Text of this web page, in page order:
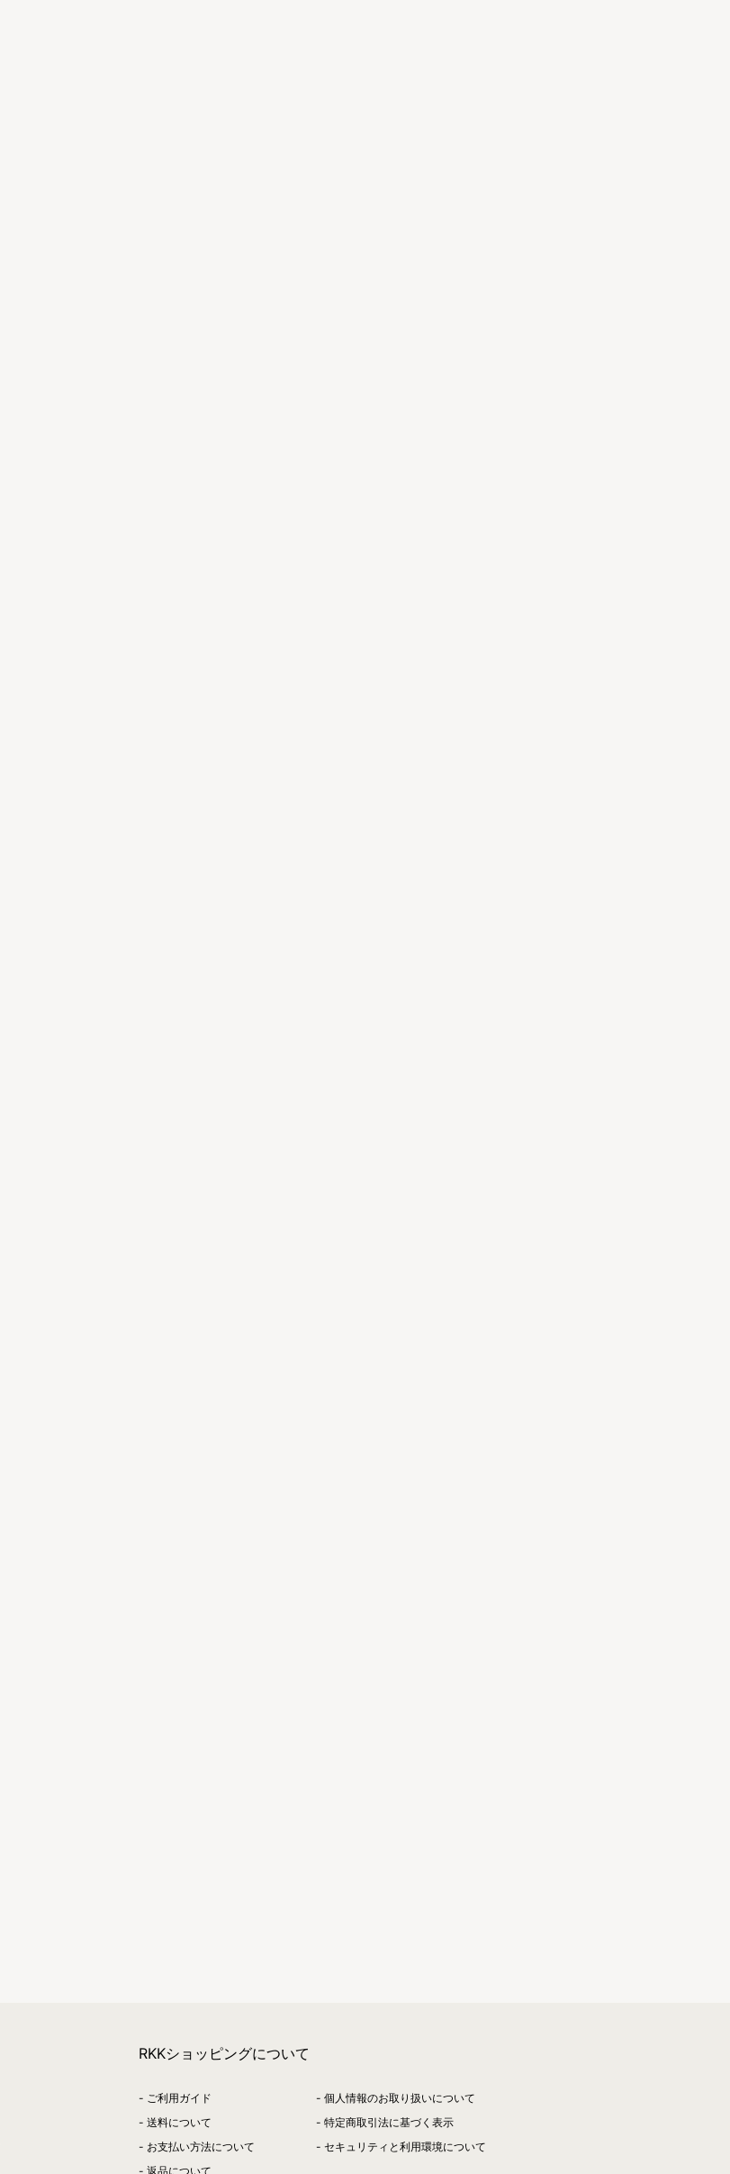
RKKショッピングについて
ご利用ガイド
送料について
お支払い方法について
返品について
個人情報のお取り扱いについて
特定商取引法に基づく表示
セキュリティと利用環境について